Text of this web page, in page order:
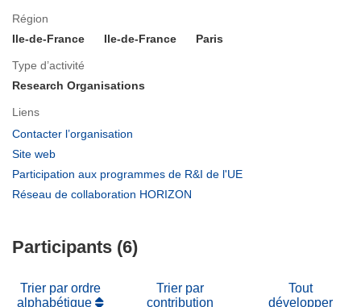
Région
Ile-de-France
Ile-de-France Paris
Type d’activité
Research Organisations
Liens
Contacter l’organisation
fenêtre)
Site web
dans
une
Participation aux programmes de R&I de l'UE
Réseau de collaboration HORIZON
Participants (6)
Trier par ordre
alphabétique
Trier par
contribution
Tout
développer